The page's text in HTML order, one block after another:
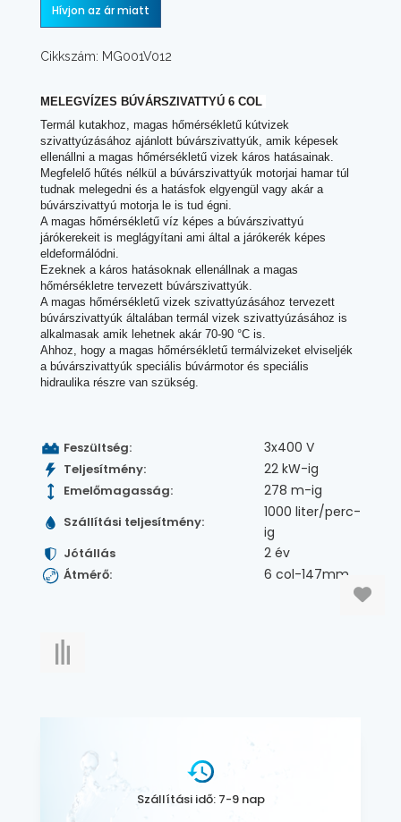
Hívjon az ár miatt
Cikkszám: MG001V012
MELEGVÍZES BÚVÁRSZIVATTYÚ 6 COL
Termál kutakhoz, magas hőmérsékletű kútvizek
szivattyúzásához ajánlott búvárszivattyúk, amik képesek
ellenállni a magas hőmérsékletű vizek káros hatásainak.
Megfelelő hűtés nélkül a búvárszivattyúk motorjai hamar túl
tudnak melegedni és a hatásfok elgyengül vagy akár a
búvárszivattyú motorja le is tud égni.
A magas hőmérsékletű víz képes a búvárszivattyú
járókerekeit is meglágyítani ami által a járókerék képes
eldeformálódni.
Ezeknek a káros hatásoknak ellenállnak a magas
hőmérsékletre tervezett búvárszivattyúk.
A magas hőmérsékletű vizek szivattyúzásához tervezett
búvárszivattyúk általában termál vizek szivattyúzásához is
alkalmasak amik lehetnek akár 70-90 °C is.
Ahhoz, hogy a magas hőmérsékletű termálvizeket elviseljék
a búvárszivattyúk speciális búvármotor és speciális
hidraulika részre van szükség.
Feszültség: 3x400 V
Teljesítmény: 22 kW-ig
Emelőmagasság: 278 m-ig
Szállítási teljesítmény:
1000 liter/perc-
ig
Jótállás 2 év
Átmérő: 6 col-147mm
Szállítási idő: 7-9 nap